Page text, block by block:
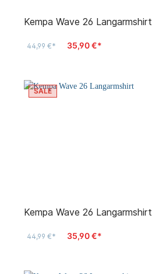
Kempa Wave 26 Langarmshirt
44,99 €* 35,90 €*
SALE
Kempa Wave 26 Langarmshirt
44,99 €* 35,90 €*